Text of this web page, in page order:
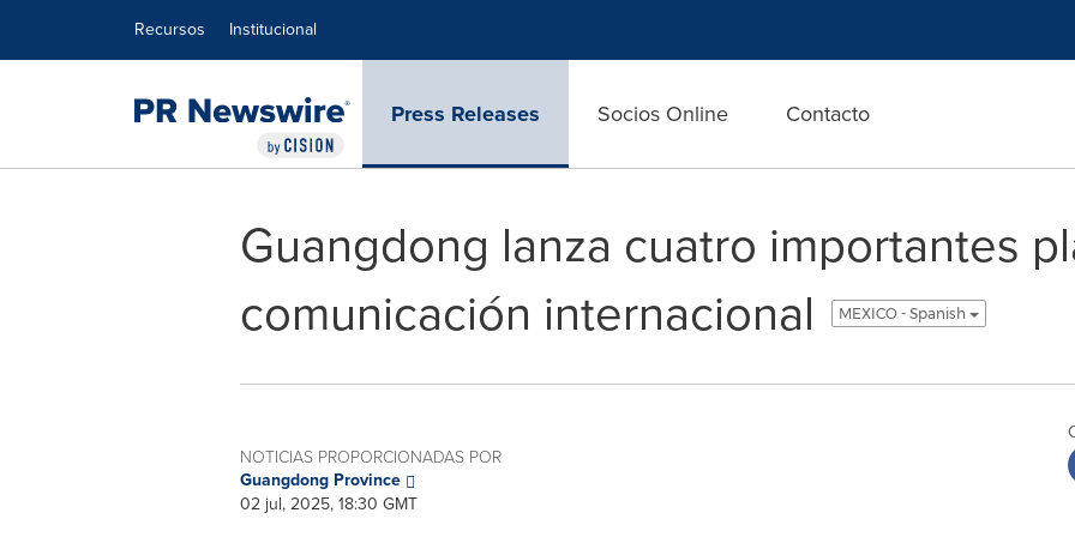
Recursos Institucional
Press Releases Socios Online Contacto
Guangdong lanza cuatro importantes
comunicación internacional
MEXICO - Spanish
NOTICIAS PROPORCIONADAS POR
Guangdong Province
02 jul, 2025, 18:30 GMT